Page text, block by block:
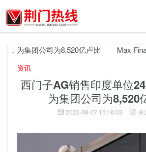
为集团公司为8,520亿卢比 Max
资讯
西门子AG销售印度单位
为集团公司为8,520
2022-08-07 15:16:03 来